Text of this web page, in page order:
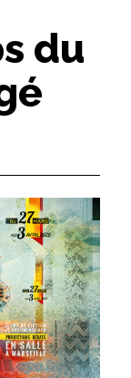
du